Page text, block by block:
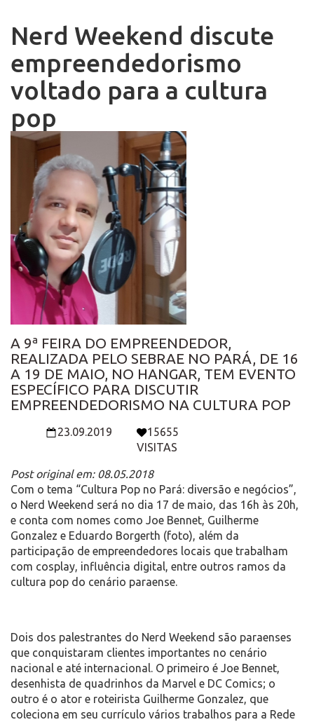
Nerd Weekend discute
empreendedorismo
voltado para a cultura
pop
A 9ª FEIRA DO EMPREENDEDOR,
REALIZADA PELO SEBRAE NO PARÁ, DE 16
A 19 DE MAIO, NO HANGAR, TEM EVENTO
ESPECÍFICO PARA DISCUTIR
EMPREENDEDORISMO NA CULTURA POP
23.09.2019
15655
VISITAS
Post original em: 08.05.2018
Com o tema “Cultura Pop no Pará: diversão e negócios”,
o Nerd Weekend será no dia 17 de maio, das 16h às 20h,
e conta com nomes como Joe Bennet, Guilherme
Gonzalez e Eduardo Borgerth (foto), além da
participação de empreendedores locais que trabalham
com cosplay, influência digital, entre outros ramos da
cultura pop do cenário paraense.
Dois dos palestrantes do Nerd Weekend são paraenses
que conquistaram clientes importantes no cenário
nacional e até internacional. O primeiro é Joe Bennet,
desenhista de quadrinhos da Marvel e DC Comics; o
outro é o ator e roteirista Guilherme Gonzalez, que
coleciona em seu currículo vários trabalhos para a Rede